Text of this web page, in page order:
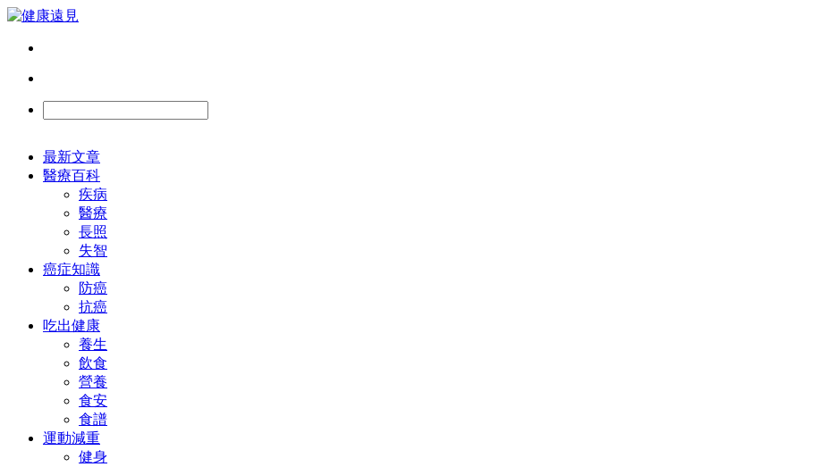
最新文章
醫療百科
疾病
醫療
長照
失智
癌症知識
防癌
抗癌
吃出健康
養生
飲食
營養
食安
食譜
運動減重
健身